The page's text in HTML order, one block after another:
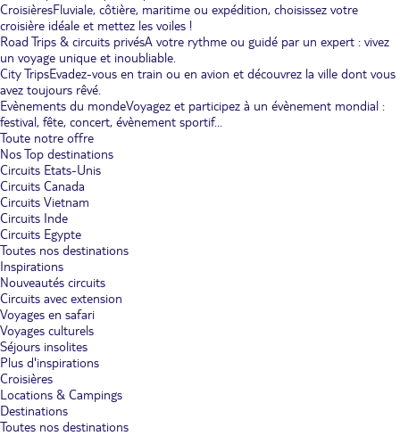
CroisièresFluviale, côtière, maritime ou expédition, choisissez votre
croisière idéale et mettez les voiles !
Road Trips & circuits privésA votre rythme ou guidé par un expert : vivez
un voyage unique et inoubliable.
City TripsEvadez-vous en train ou en avion et découvrez la ville dont vous
avez toujours rêvé.
Evènements du mondeVoyagez et participez à un évènement mondial :
festival, fête, concert, évènement sportif...
Toute notre offre
Nos Top destinations
Circuits Etats-Unis
Circuits Canada
Circuits Vietnam
Circuits Inde
Circuits Egypte
Toutes nos destinations
Inspirations
Nouveautés circuits
Circuits avec extension
Voyages en safari
Voyages culturels
Séjours insolites
Plus d'inspirations
Croisières
Locations & Campings
Destinations
Toutes nos destinations